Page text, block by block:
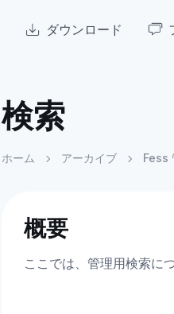
ダウンロード
検索
ホーム アーカイブ Fess
概要
ここでは、管理用検索に